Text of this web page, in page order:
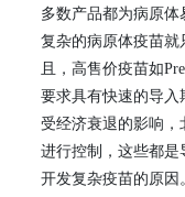
多数产品都为病原
复杂的病原体疫苗
且，高售价疫苗如
要求具有快速的导
受经济衰退的影响
进行控制，这些都
开发复杂疫苗的原